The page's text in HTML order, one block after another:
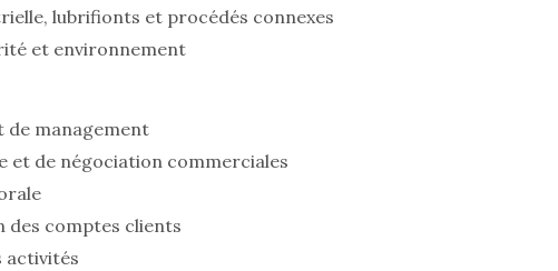
lubrifionts et procédés connexes
et environnement
de management
et de négociation commerciales
des comptes clients
activités